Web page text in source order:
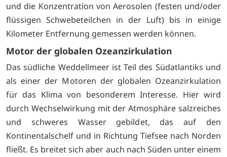
und die Konzentration von Aerosolen (festen und/oder
flüssigen Schwebeteilchen in der Luft) bis in einige
Kilometer Entfernung gemessen werden können.
Motor der globalen Ozeanzirkulation
Das südliche Weddellmeer ist Teil des Südatlantiks und
als einer der Motoren der globalen Ozeanzirkulation
für das Klima von besonderem Interesse. Hier wird
durch Wechselwirkung mit der Atmosphäre salzreiches
und schweres Wasser gebildet, das auf den
Kontinentalschelf und in Richtung Tiefsee nach Norden
fließt. Es breitet sich aber auch nach Süden unter einem